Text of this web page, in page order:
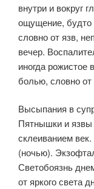
внутри и вокруг
ощущение, будто
словно от язв,
вечер.
иногда
болью, словно
Высыпания в
Пятнышки и язвы
склеиванием
(ночью).
Светобоязнь
от яркого света